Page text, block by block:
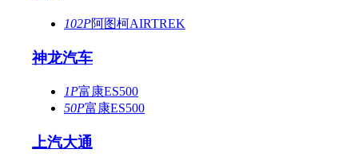
102P阿图柯AIRTREK
神龙汽车
1P富康ES500
50P富康ES500
上汽大通